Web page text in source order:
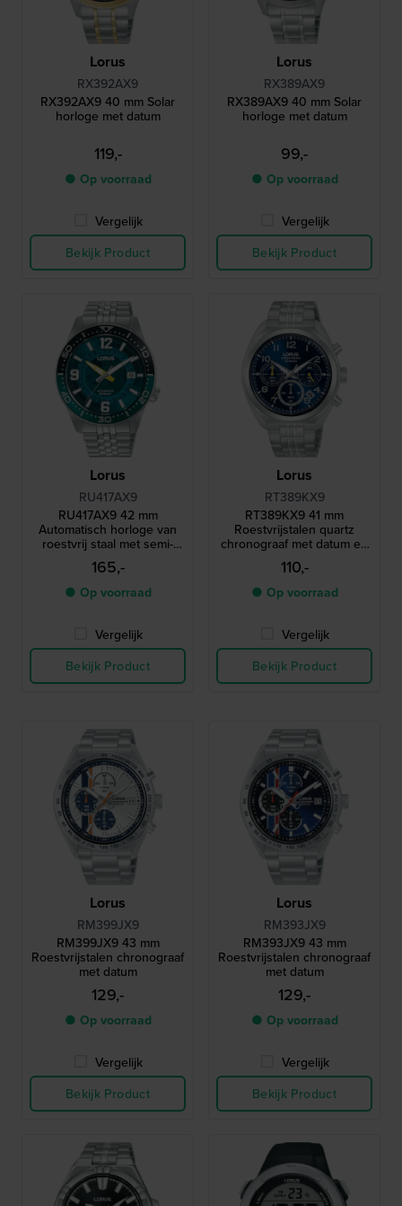
Lorus
RX392AX9
RX392AX9 40 mm Solar
horloge met datum
119,-
● Op voorraad
Vergelijk
Bekijk Product
Lorus
RX389AX9
RX389AX9 40 mm Solar
horloge met datum
99,-
● Op voorraad
Vergelijk
Bekijk Product
Lorus
RU417AX9
RU417AX9 42 mm
Automatisch horloge van
roestvrij staal met semi-
transparante wijzerplaat
165,-
● Op voorraad
Vergelijk
Bekijk Product
Lorus
RT389KX9
RT389KX9 41 mm
Roestvrijstalen quartz
chronograaf met datum en
24-uurs wijzerplaat
110,-
● Op voorraad
Vergelijk
Bekijk Product
Lorus
RM399JX9
RM399JX9 43 mm
Roestvrijstalen chronograaf
met datum
129,-
● Op voorraad
Vergelijk
Bekijk Product
Lorus
RM393JX9
RM393JX9 43 mm
Roestvrijstalen chronograaf
met datum
129,-
● Op voorraad
Vergelijk
Bekijk Product